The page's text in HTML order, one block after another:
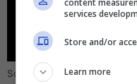
Scatto Milan per il
services
Store and/or
Learn more